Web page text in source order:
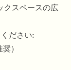
クスペースの広
ださい:
）